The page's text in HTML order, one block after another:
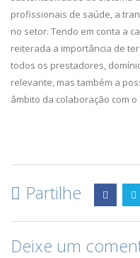
profissionais de saúde, a
no setor. Tendo em conta a
reiterada a importância de
todos os prestadores,
relevante, mas também a
âmbito da colaboração com o
Partilhe
Deixe um